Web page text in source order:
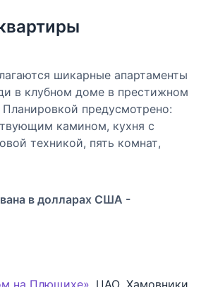
шикарные апартаменты
в клубном доме в престижном
предусмотрено:
камином, кухня с
техникой, пять комнат,
Окна выходят во двор.
лифт, который
на этаж и также спускается
станции метро,
магазины, кафе и рестораны,
Хорошая транспортная
в долларах США -